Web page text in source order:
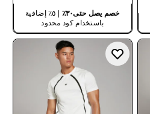
خصم يصل حتى٣٠٪
| ٥٪ إضافية
باستخدام كود محدود